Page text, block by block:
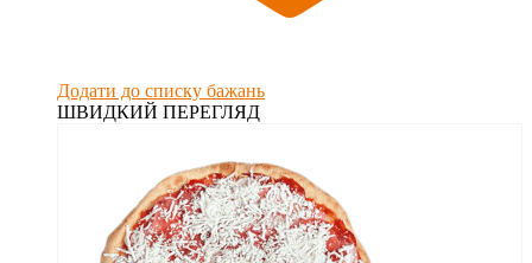
Додати до списку бажань
ШВИДКИЙ ПЕРЕГЛЯД